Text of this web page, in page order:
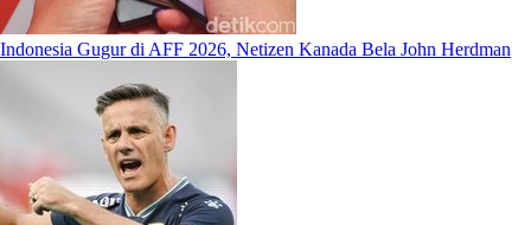
Indonesia Gugur di AFF 2026, Netizen Kanada Bela John Herdman